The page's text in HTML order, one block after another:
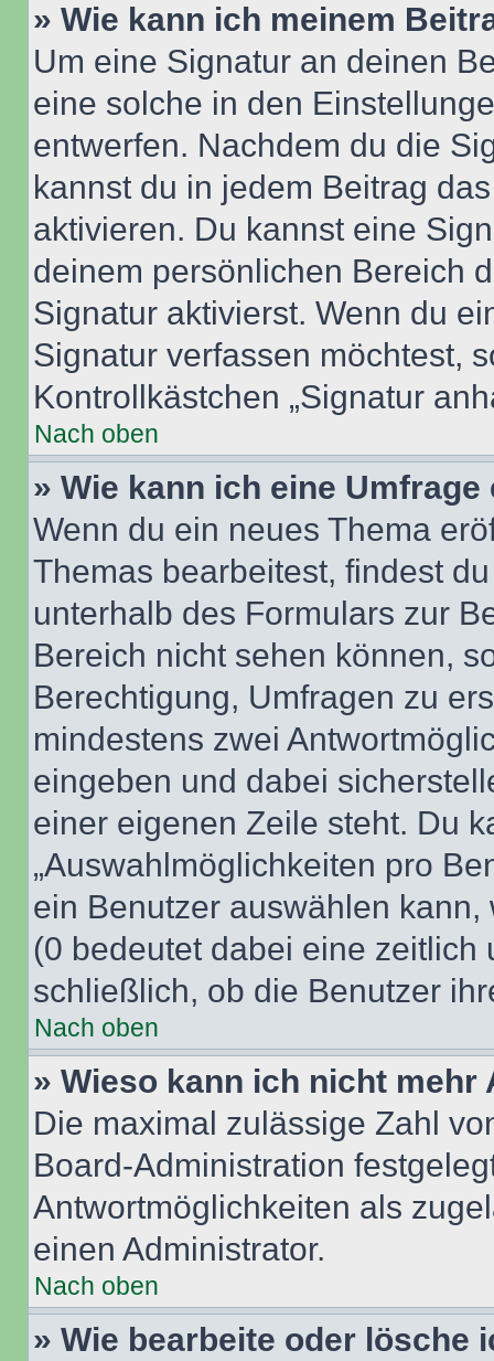
» Wie kann ich meinem
Um eine Signatur an deinen
eine solche in den
entwerfen. Nachdem du die
kannst du in jedem Beitrag
aktivieren. Du kannst eine
deinem persönlichen Bereich
Signatur aktivierst. Wenn du
Signatur verfassen möchtest,
Kontrollkästchen „Signatur
Nach oben
» Wie kann ich eine
Wenn du ein neues Thema
Themas bearbeitest, findest
unterhalb des Formulars zur
Bereich nicht sehen können,
Berechtigung, Umfragen zu
mindestens zwei
eingeben und dabei
einer eigenen Zeile steht. Du
„Auswahlmöglichkeiten pro
ein Benutzer auswählen
(0 bedeutet dabei eine
schließlich, ob die Benutzer
Nach oben
» Wieso kann ich nicht
Die maximal zulässige Zahl
Board-Administration
Antwortmöglichkeiten als
einen Administrator.
Nach oben
» Wie bearbeite oder lösche